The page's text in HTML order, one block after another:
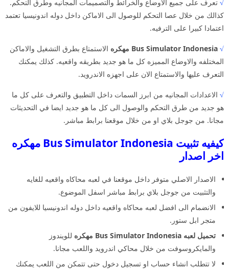
√ تعرف على جميع الاوضاع والخرائط والتصميمات المجانيه وطرق التحكم.
كذالك من خلال عصا التحكم للوصول الى الاماكن داخل دوله اندونيسيا تعتمد
اعتمادا كبيرا على الترفيه.
√ Bus Simulator Indonesia مهكره
الاستمتاع بطرق التشغيل والاماكن
المختلفه والاوضاع المميزه كل ما هو جديد بطريقه واقعيه. كذلك يمكنك
التعرف عليها والاستمتاع الان على اجهزه الاندرويد.
√ الاعدادات المجانيه من ابرز السمات داخل التطبيق والتعرف على كل ما
هو جديد من طرق التحكم والوصول الى كل ما هو جديد ايضا في التحديثات
مجانا. من جوجل بلاي او من خلال موقعنا برابط مباشر.
كيفيه تثبيت Bus Simulator Indonesia مهكره
اخر اصدار
الاصدار الاصلي متوفر داخل موقعنا في لعبه محاكاه واقعيه للغايه
والتثبيت من جوجل بلاي برابط مباشر اسفل الموضوع.
الانضمام الى افضل لعبه محاكاه واقعيه داخل دوله اندونيسيا للايفون من
متجر ابل ستور.
تحميل لعبه Bus Simulator Indonesia مهكره
للويندوز
والمايكروسوفت من خلال محاكي اندرويد واللعب مجانا.
لا تتطلب انشاء حساب او تسجيل دخول حتى تتمكن من اللعب يمكنك